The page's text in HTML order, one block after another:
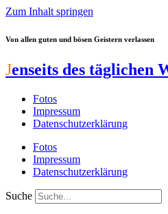
Zum Inhalt springen
Von allen guten und bösen Geistern verlassen
Jenseits des täglichen
Fotos
Impressum
Datenschutzerklärung
Fotos
Impressum
Datenschutzerklärung
Suche